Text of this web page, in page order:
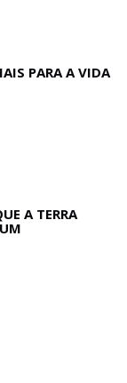
PARA A VIDA
A TERRA